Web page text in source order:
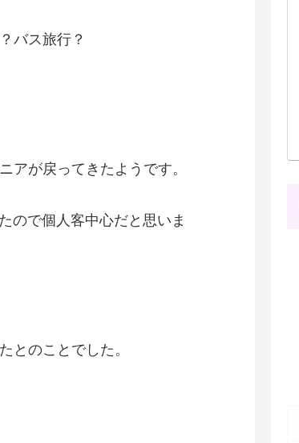
バス旅行？
アが戻ってきたようです。
ので個人客中心だと思いま
とのことでした。